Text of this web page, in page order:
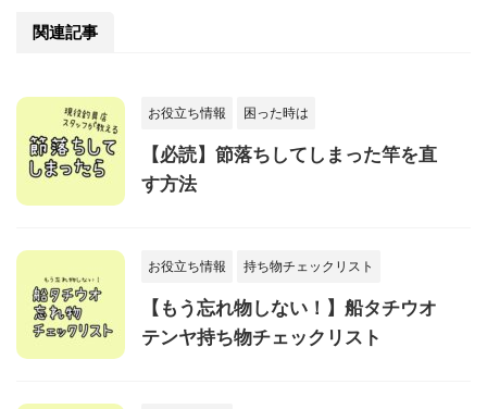
関連記事
お役立ち情報 困った時は
【必読】節落ちしてしまった竿を直
す方法
お役立ち情報 持ち物チェックリスト
【もう忘れ物しない！】船タチウオ
テンヤ持ち物チェックリスト